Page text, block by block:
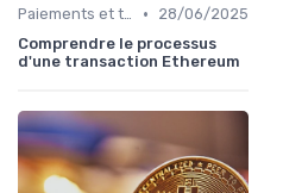
Paiements et transactions •
28/06/2025
Comprendre le processus
d'une transaction Ethereum